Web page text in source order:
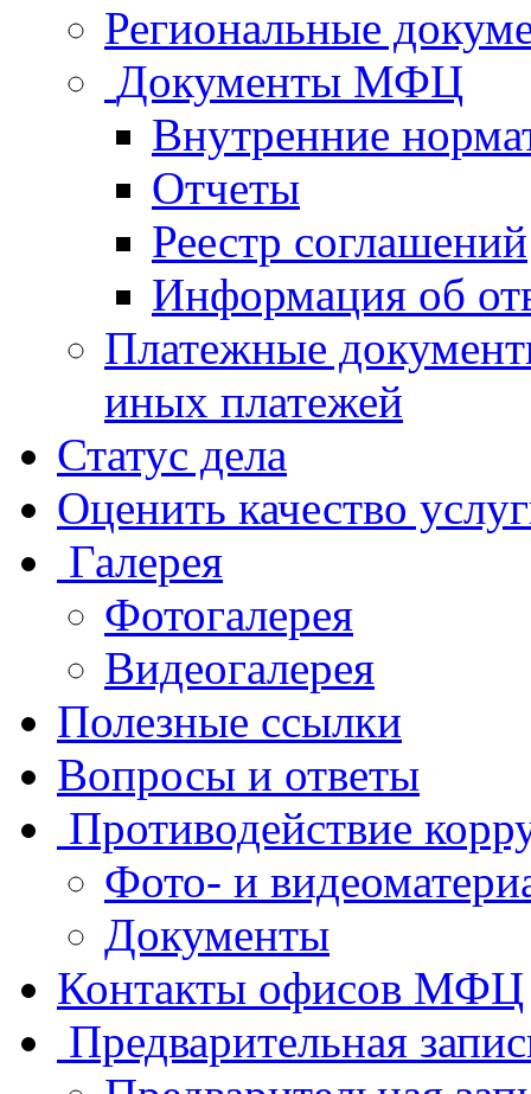
Региональные
Документы МФЦ
Внутренние
Отчеты
Реестр соглашений
Информация об
Платежные
иных платежей
Статус дела
Оценить качество
Галерея
Фотогалерея
Видеогалерея
Полезные ссылки
Вопросы и ответы
Противодействие
Фото- и
Документы
Контакты офисов МФЦ
Предварительная